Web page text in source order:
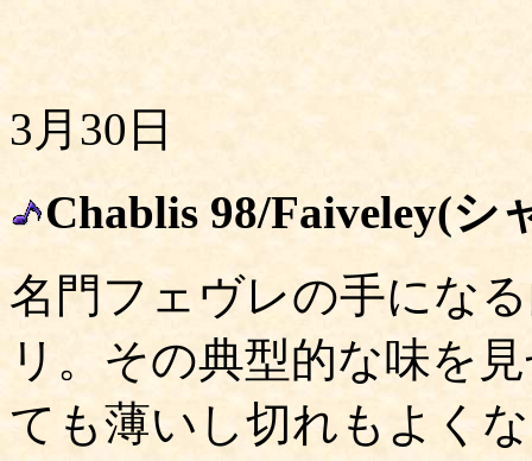
3月30日
Chablis 98/Faiveley(シ
名門フェヴレの手にな
リ。その典型的な味を
ても薄いし切れもよく